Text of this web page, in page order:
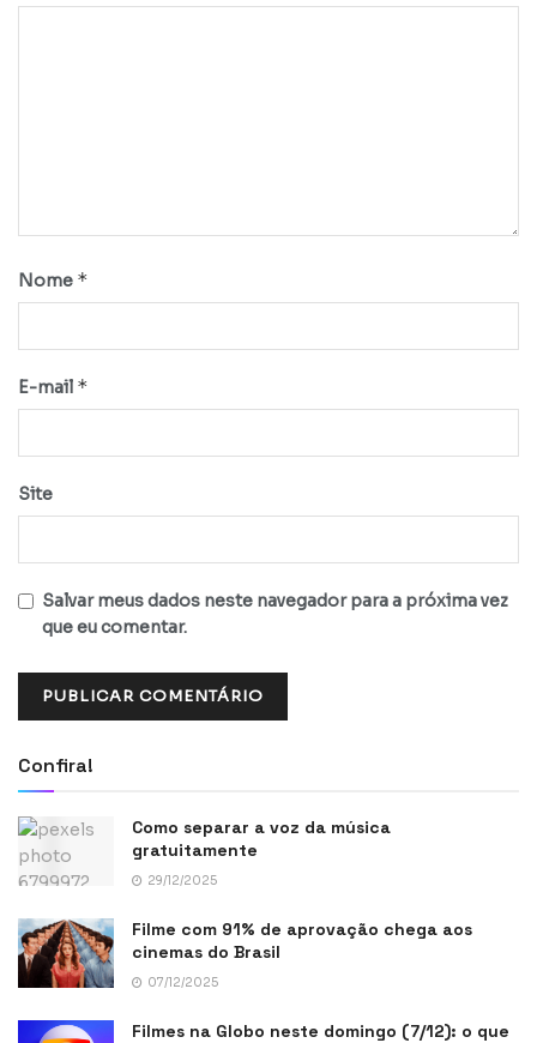
Nome *
E-mail *
Site
Salvar meus dados neste navegador para a próxima vez
que eu comentar.
Confira!
Como separar a voz da música
gratuitamente
29/12/2025
Filme com 91% de aprovação chega aos
cinemas do Brasil
07/12/2025
Filmes na Globo neste domingo (7/12): o que